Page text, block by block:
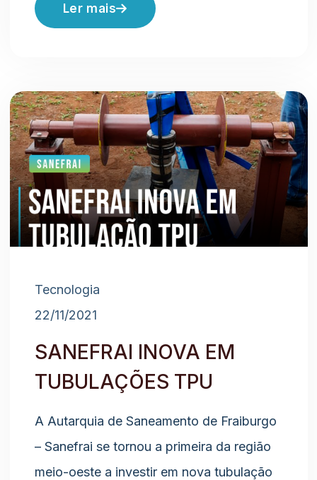
Ler mais
Tecnologia
22/11/2021
SANEFRAI INOVA EM
TUBULAÇÕES TPU
A Autarquia de Saneamento de Fraiburgo
– Sanefrai se tornou a primeira da região
meio-oeste a investir em nova tubulação